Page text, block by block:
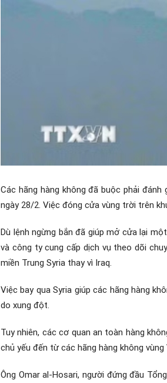
Các hãng hàng không đã buộc phải
ngày 28/2. Việc đóng cửa vùng trời trên
Dù lệnh ngừng bắn đã giúp mở cửa lại
và công ty cung cấp dịch vụ theo dõi
miền Trung Syria thay vì Iraq.
Việc bay qua Syria giúp các hãng hàng
do xung đột.
Tuy nhiên, các cơ quan an toàn hàng
chủ yếu đến từ các hãng hàng không
Ông Omar al-Hosari, người đứng đầu